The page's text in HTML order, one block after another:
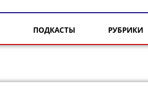
ПОДКАСТЫ РУБРИКИ